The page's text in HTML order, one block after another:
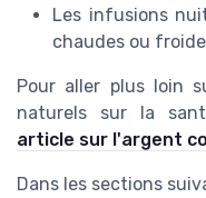
Les infusions
chaudes ou
Pour aller plus loin
naturels sur la
article sur l'argent
Dans les sections